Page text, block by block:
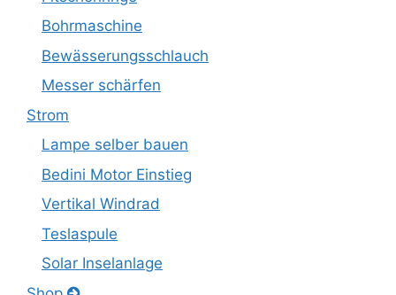
Bohrmaschine
Bewässerungsschlauch
Messer schärfen
Strom
Lampe selber bauen
Bedini Motor Einstieg
Vertikal Windrad
Teslaspule
Solar Inselanlage